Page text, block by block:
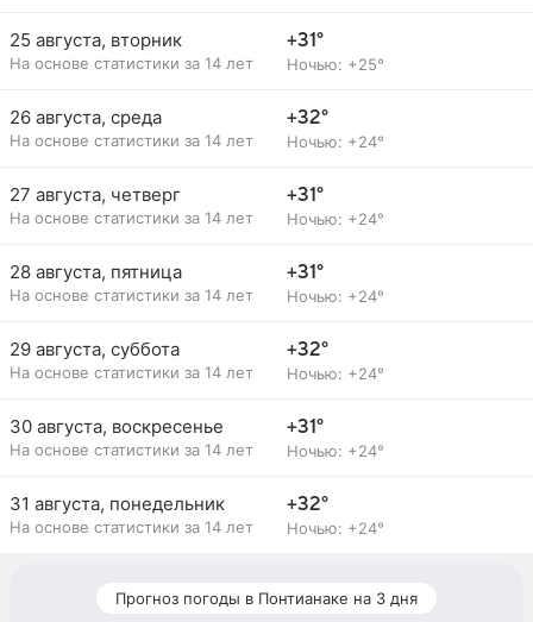
25 августа, вторник
На основе статистики за 14 лет
+31°
Ночью: +25°
26 августа, среда
На основе статистики за 14 лет
+32°
Ночью: +24°
27 августа, четверг
На основе статистики за 14 лет
+31°
Ночью: +24°
28 августа, пятница
На основе статистики за 14 лет
+31°
Ночью: +24°
29 августа, суббота
На основе статистики за 14 лет
+32°
Ночью: +24°
30 августа, воскресенье
На основе статистики за 14 лет
+31°
Ночью: +24°
31 августа, понедельник
На основе статистики за 14 лет
+32°
Ночью: +24°
Прогноз погоды в Понтианаке на 3 дня